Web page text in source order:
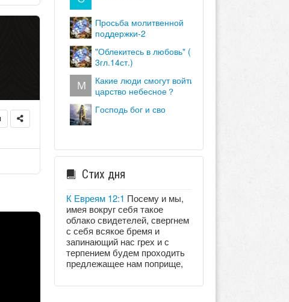
просьба молитвенной
поддержки-2
"облекитесь в любовь" (кол.
3гл.14ст.)
какие люди смогут войти в
царство небесное？
господь бог и сво
Стих дня
К Евреям 12:1 Посему и мы,
имея вокруг себя такое
облако свидетелей, свергнем
с себя всякое бремя и
запинающий нас грех и с
терпением будем проходить
предлежащее нам поприще,